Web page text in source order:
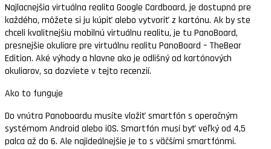
Najlacnejšia virtuálna realita Google Cardboard, je dostupná pre
každého, môžete si ju kúpiť alebo vytvoriť z kartónu. Ak by ste
chceli kvalitnejšiu mobilnú virtuálnu realitu, je tu PanoBoard,
presnejšie okuliare pre virtuálnu realitu PanoBoard – TheBear
Edition. Aké výhody a hlavne ako je odlišný od kartónových
okuliarov, sa dozviete v tejto recenzií.
Ako to funguje
Do vnútra Panoboardu musíte vložiť smartfón s operačným
systémom Android alebo iOS. Smartfón musí byť veľký od 4,5
palca až do 6. Ale najideálnejšie je to s väčšími smartfónmi.